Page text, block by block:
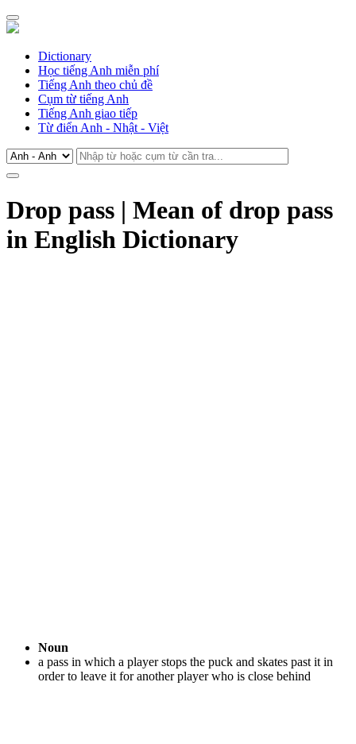
Dictionary
Học tiếng Anh miễn phí
Tiếng Anh theo chủ đề
Cụm từ tiếng Anh
Tiếng Anh giao tiếp
Từ điển Anh - Nhật - Việt
Drop pass | Mean of drop pass
in English Dictionary
Noun
a pass in which a player stops the puck and skates past it in
order to leave it for another player who is close behind